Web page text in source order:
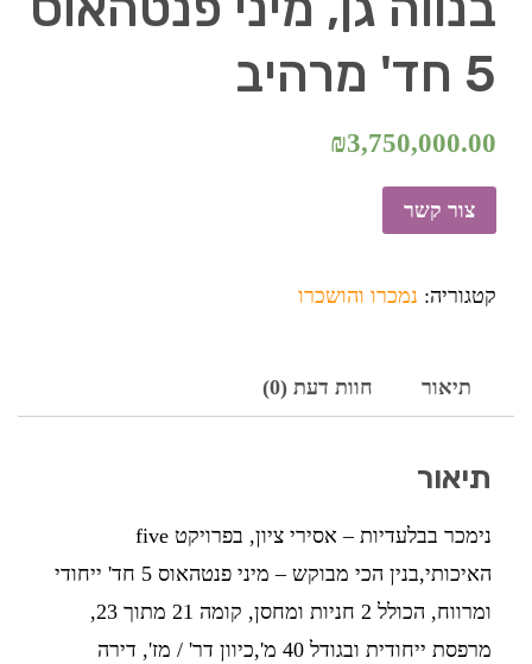
5 חד' מרהיב
₪3,750,000.00
צור קשר
קטגוריה: נמכרו והושכרו
תיאור חוות דעת (0)
תיאור
נימכר בבלעדיות – אסירי ציון, בפרויקט five
האיכותי,בנין הכי מבוקש – מיני פנטהאוס 5 חד' ייחודי
ומרווח, הכולל 2 חניות ומחסן, קומה 21 מתוך 23,
מרפסת ייחודית ובגודל 40 מ',כיוון דר' / מז', דירה